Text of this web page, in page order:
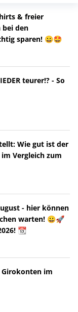
& freier
den
sparen! 😀🤩
teurer!? - So
Wie gut ist der
Vergleich zum
- hier können
warten! 😀🚀
📆
Girokonten im